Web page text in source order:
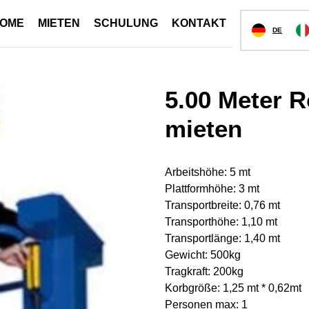
MIETEN SCHULUNG KONTAKT
DE
5.00 Meter
mieten
Arbeitshöhe: 5 mt
Plattformhöhe: 3 mt
Transportbreite: 0,76 mt
Transporthöhe: 1,10 mt
Transportlänge: 1,40 mt
Gewicht: 500kg
Tragkraft: 200kg
Korbgröße: 1,25 mt * 0,62mt
Personen max: 1